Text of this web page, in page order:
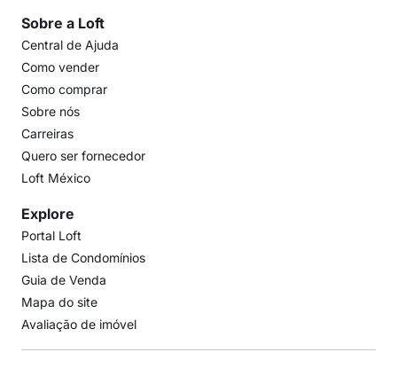
Sobre a Loft
Central de Ajuda
Como vender
Como comprar
Sobre nós
Carreiras
Quero ser fornecedor
Loft México
Explore
Portal Loft
Lista de Condomínios
Guia de Venda
Mapa do site
Avaliação de imóvel